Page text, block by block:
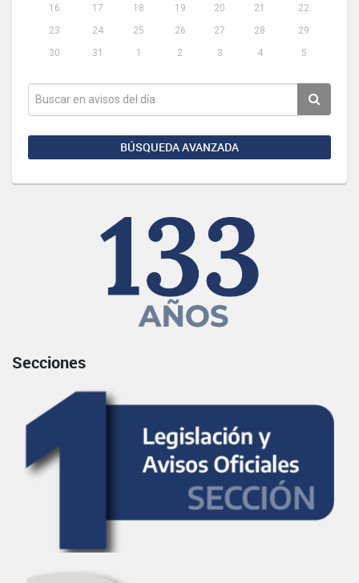
16
17 18 19 20 21
22
23
24 25 26 27 28
29
30
31 1 2 3 4 5
BÚSQUEDA AVANZADA
Secciones